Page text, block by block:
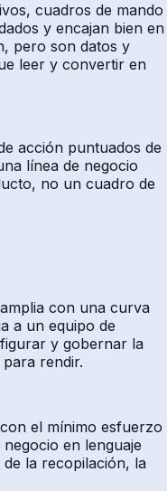
cuadros de mando
y encajan bien en
pero son datos y
leer y convertir en
acción puntuados de
línea de negocio
no un cuadro de
con una curva
a un equipo de
y gobernar la
rendir.
el mínimo esfuerzo
en lenguaje
la recopilación, la